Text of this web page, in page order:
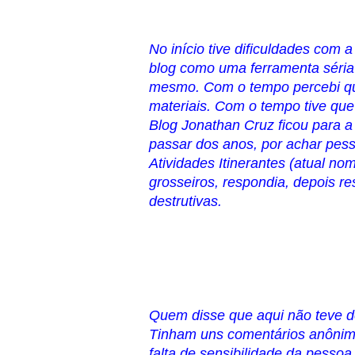
No início tive dificuldades com
blog como uma ferramenta
mesmo. Com o tempo percebi
materiais. Com o tempo tive
Blog Jonathan Cruz ficou para
passar dos anos, por achar
Atividades Itinerantes (atual
grosseiros, respondia, depois
destrutivas.
Quem disse que aqui não teve
Tinham uns comentários